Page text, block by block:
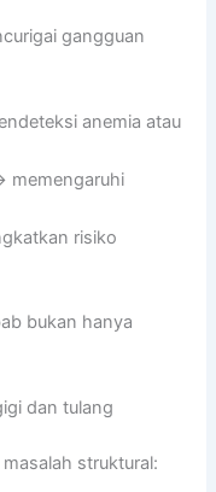
gangguan
anemia atau
memengaruhi
risiko
bukan hanya
dan tulang
struktural: